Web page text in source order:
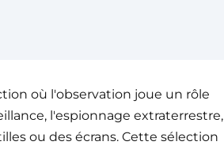
où l'observation joue un rôle
l'espionnage extraterrestre,
ou des écrans. Cette sélection